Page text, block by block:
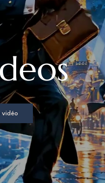
vidéo